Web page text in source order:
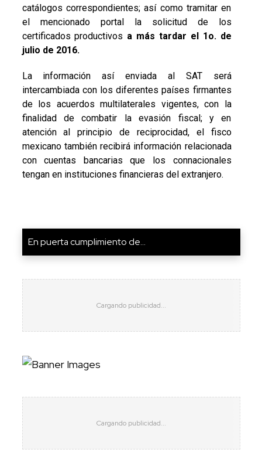
catálogos correspondientes; así como tramitar en
el mencionado portal la solicitud de los
certificados productivos a más tardar el 1o. de
julio de 2016.
La información así enviada al SAT será
intercambiada con los diferentes países firmantes
de los acuerdos multilaterales vigentes, con la
finalidad de combatir la evasión fiscal; y en
atención al principio de reciprocidad, el fisco
mexicano también recibirá información relacionada
con cuentas bancarias que los connacionales
tengan en instituciones financieras del extranjero.
En puerta cumplimiento de...